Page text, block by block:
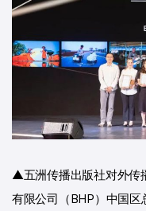
▲五洲传播出版社对外传
有限公司（BHP）中国